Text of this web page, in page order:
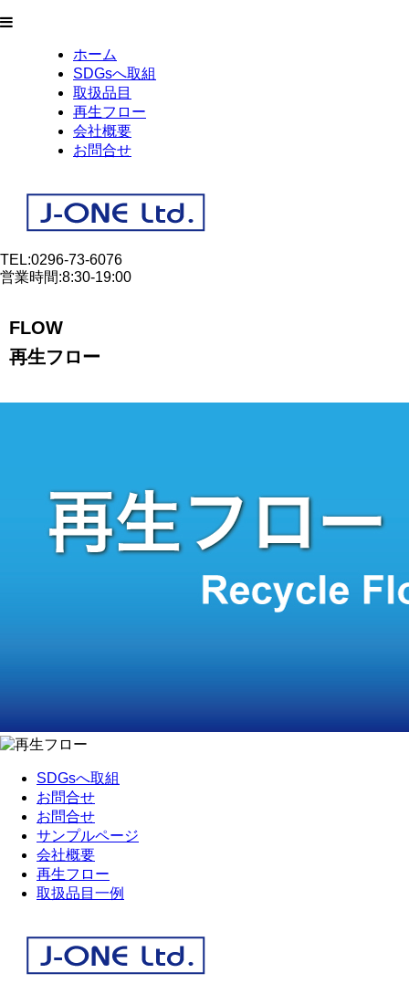
ホーム
SDGsへ取組
取扱品目
再生フロー
会社概要
お問合せ
TEL:0296-73-6076
営業時間:8:30-19:00
FLOW
再生フロー
SDGsへ取組
お問合せ
お問合せ
サンプルページ
会社概要
再生フロー
取扱品目一例